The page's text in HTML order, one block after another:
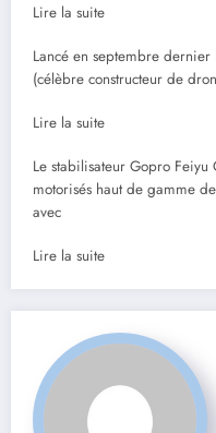
Lire la suite
Lancé en septembre
(célèbre constructeur de
Lire la suite
Le stabilisateur Gopro Feiyu
motorisés haut de gamme
avec
Lire la suite